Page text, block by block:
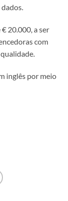
20.000, a ser
com
inglês por meio